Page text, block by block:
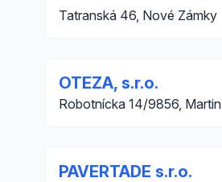
Tatranská 46, Nové Zámky
OTEZA, s.r.o.
Robotnícka 14/9856, Martin
PAVERTADE s.r.o.